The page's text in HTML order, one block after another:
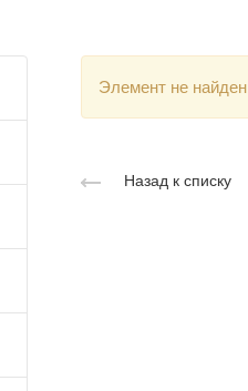
Элемент не найден
Назад к списку